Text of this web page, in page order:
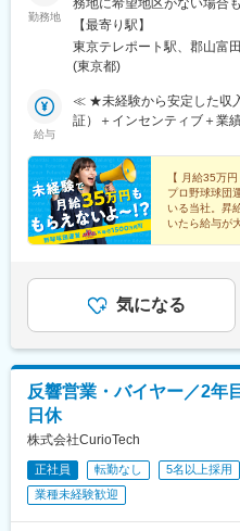
勤務地
務地に希望地区がない場合
希望に沿わない転勤なし ★
本社／東京都江東区青海1-
ー 12F■東北オフィス／福島
【最寄り駅】
東京テレポート駅、郡山富
(東京都)
給与
≪ ★未経験から安定した収
証）＋インセンティブ＋業
す。超過分は別途支給。※
給32万円となります/45時間
超過分は別途支給）。※経験
す。
【 月給35万
プロ野球球団
いる当社。昇
いたら給与が
気になる
反響営業・バイヤー／2年
日休
株式会社CurioTech
正社員 転勤なし 5名以上採用
業種未経験歓迎